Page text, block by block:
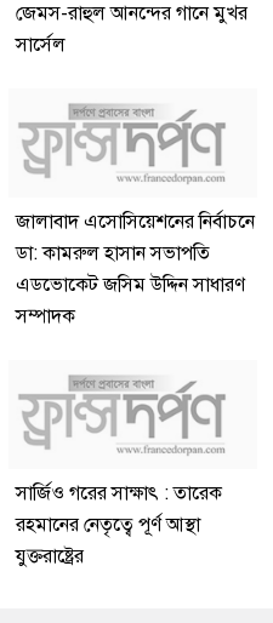
জেমস-রাহুল আনন্দের গানে মুখর
সার্সেল
জালাবাদ এসোসিয়েশনের নির্বাচনে
ডা: কামরুল হাসান সভাপতি
এডভোকেট জসিম উদ্দিন সাধারণ
সম্পাদক
সার্জিও গরের সাক্ষাৎ : তারেক
রহমানের নেতৃত্বে পূর্ণ আস্থা
যুক্তরাষ্ট্রের